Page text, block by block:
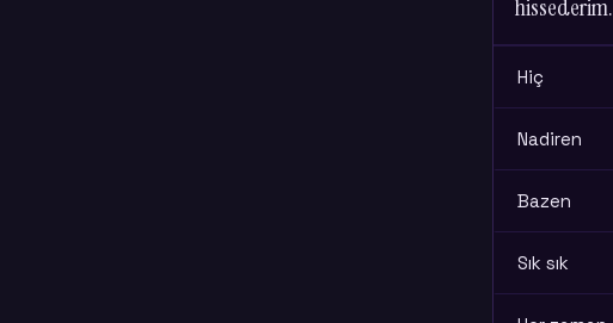
hissederim.
Hiç
Nadiren
Bazen
Sık sık